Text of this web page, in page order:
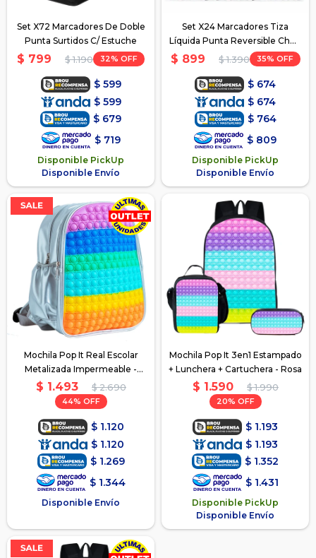
Set X72 Marcadores De Doble
Punta Surtidos C/ Estuche
$ 799 $ 1.190 32
$ 599
$ 599
$ 679
$ 719
Disponible PickUp
Disponible Envío
Set X24 Marcadores Tiza
Líquida Punta Reversible Chalk
Neon Brillo P/ Vidrio, Papel, etc
$ 899 $ 1.390 35
$ 674
$ 674
$ 764
$ 809
Disponible PickUp
Disponible Envío
Mochila Pop It Real Escolar
Metalizada Impermeable -
Metalizada-Multicolor
$ 1.493 $ 2.690
44
$ 1.120
$ 1.120
$ 1.269
$ 1.344
Disponible Envío
Mochila Pop It 3en1 Estampado
+ Lunchera + Cartuchera - Rosa
$ 1.590 $ 1.990
20
$ 1.193
$ 1.193
$ 1.352
$ 1.431
Disponible PickUp
Disponible Envío